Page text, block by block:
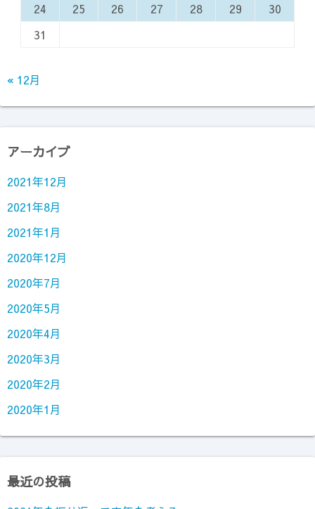
24
25 26 27 28 29
30
31
« 12月
アーカイブ
2021年12月
2021年8月
2021年1月
2020年12月
2020年7月
2020年5月
2020年4月
2020年3月
2020年2月
2020年1月
最近の投稿